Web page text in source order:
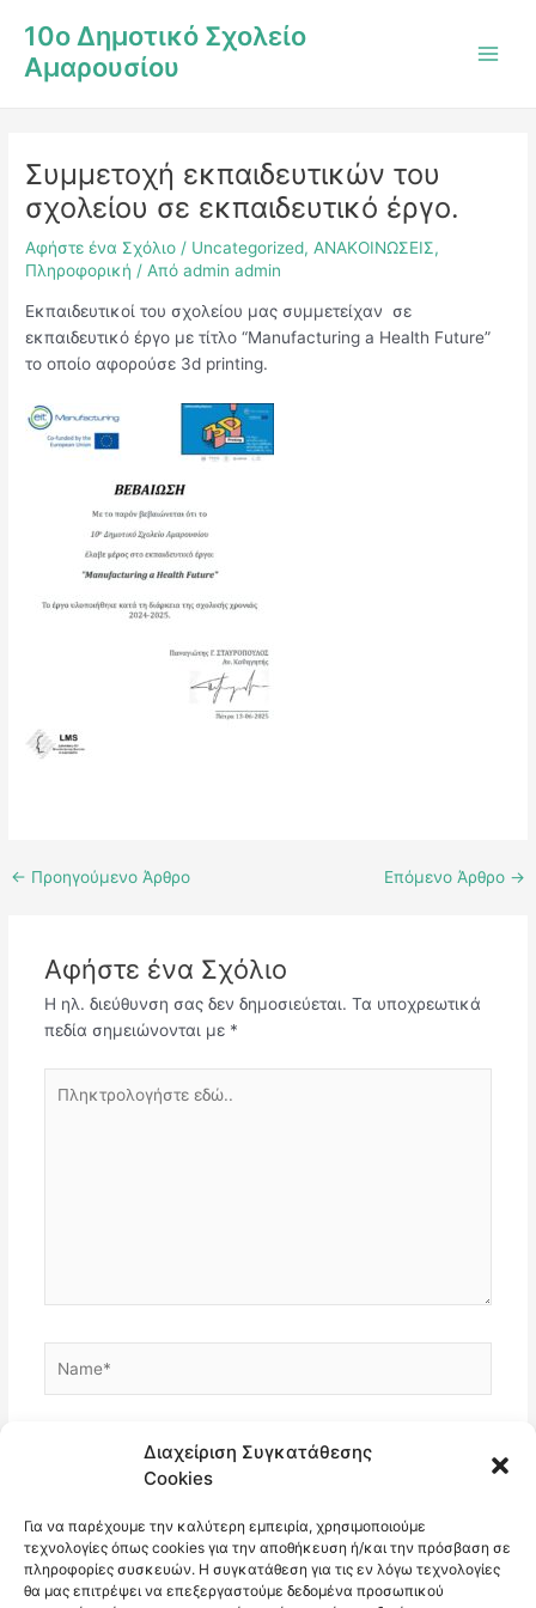
Διαχείριση Συγκατάθεσης
Cookies
Για να παρέχουμε την καλύτερη εμπειρία, χρησιμοποιούμε
τεχνολογίες όπως cookies για την αποθήκευση ή/και την πρόσβαση σε
πληροφορίες συσκευών. Η συγκατάθεση για τις εν λόγω τεχνολογίες
θα μας επιτρέψει να επεξεργαστούμε δεδομένα προσωπικού
στο
περιεχόμενο
10ο Δημοτικό Σχολείο
Αμαρουσίου
Συμμετοχή εκπαιδευτικών του
σχολείου σε εκπαιδευτικό έργο.
Αφήστε ένα Σχόλιο / Uncategorized, ΑΝΑΚΟΙΝΩΣΕΙΣ,
Πληροφορική / Απόadmin admin
Εκπαιδευτικοί του σχολείου μας συμμετείχαν σε
εκπαιδευτικό έργο με τίτλο “Manufacturing a Health Future”
το οποίο αφορούσε 3d printing.
navigation
← Προηγούμενο Άρθρο Επόμενο Άρθρο →
Αφήστε ένα Σχόλιο
Η ηλ. διεύθυνση σας δεν δημοσιεύεται. Τα υποχρεωτικά
πεδία σημειώνονται με *
εδώ..
Ιστότοπος